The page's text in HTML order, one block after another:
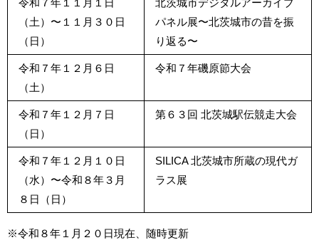
令和７年１１月１日
（土）〜１１月３０日
（日）
北茨城市デジタルアーカイブ
パネル展〜北茨城市の昔を振
り返る〜
令和７年１２月６日
（土）
令和７年磯原節大会
令和７年１２月７日
（日）
第６３回 北茨城駅伝競走大会
令和７年１２月１０日
（水）〜令和８年３月
８日（日）
SILICA 北茨城市所蔵の現代ガ
ラス展
※令和８年１月２０日現在、随時更新